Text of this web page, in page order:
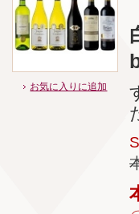
お気に入りに追加